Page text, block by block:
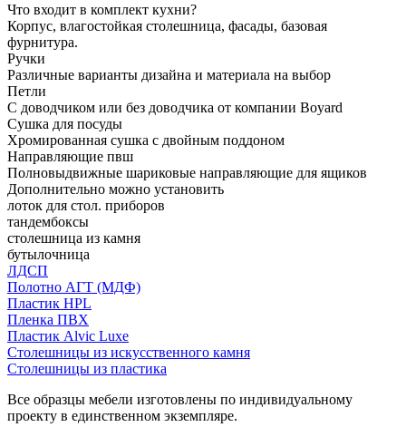
Что входит в комплект кухни?
Корпус, влагостойкая столешница, фасады, базовая
фурнитура.
Ручки
Различные варианты дизайна и материала на выбор
Петли
С доводчиком или без доводчика от компании Boyard
Сушка для посуды
Хромированная сушка с двойным поддоном
Направляющие пвш
Полновыдвижные шариковые направляющие для ящиков
Дополнительно можно установить
лоток для стол. приборов
тандембоксы
столешница из камня
бутылочница
ЛДСП
Полотно АГТ (МДФ)
Пластик HPL
Пленка ПВХ
Пластик Alvic Luxe
Столешницы из искусственного камня
Столешницы из пластика
Все образцы мебели изготовлены по индивидуальному
проекту в единственном экземпляре.